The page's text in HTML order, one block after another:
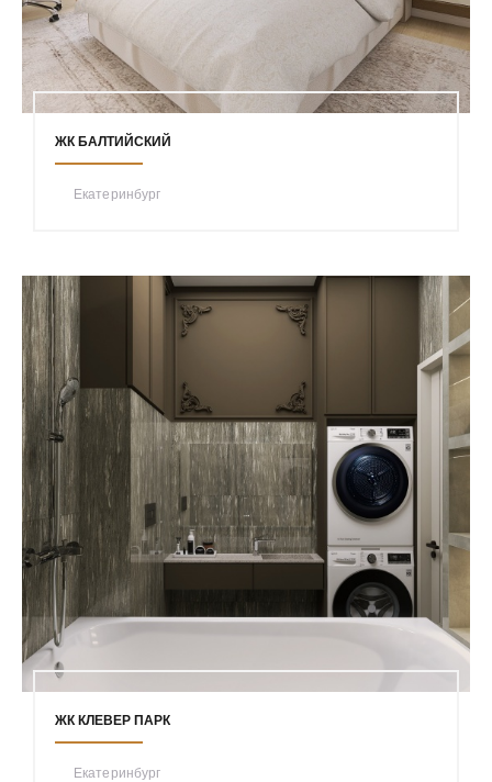
ЖК БАЛТИЙСКИЙ
Екатеринбург
ЖК КЛЕВЕР ПАРК
Екатеринбург